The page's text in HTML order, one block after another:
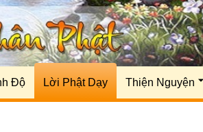
Độ Lời Phật Dạy Thiện Nguyện